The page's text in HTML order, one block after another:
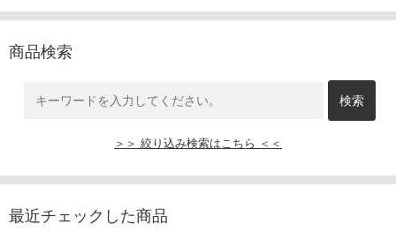
商品検索
＞＞ 絞り込み検索はこちら ＜＜
最近チェックした商品